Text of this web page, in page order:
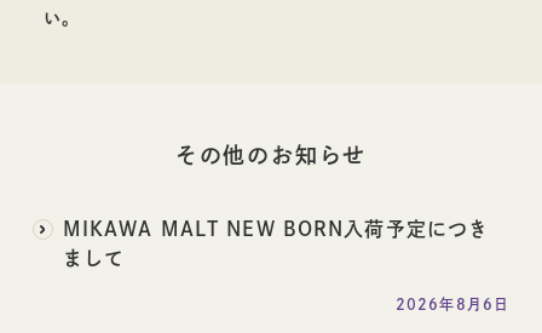
い。
その他の お知らせ
MIKAWA MALT NEW BORN入荷予定につき
まして
2026年8月6日